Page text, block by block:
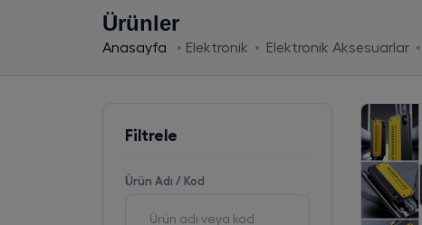
Ürünler
Anasayfa Elektronik Elektronik Aksesuarlar
Filtrele
Ürün Adı / Kod